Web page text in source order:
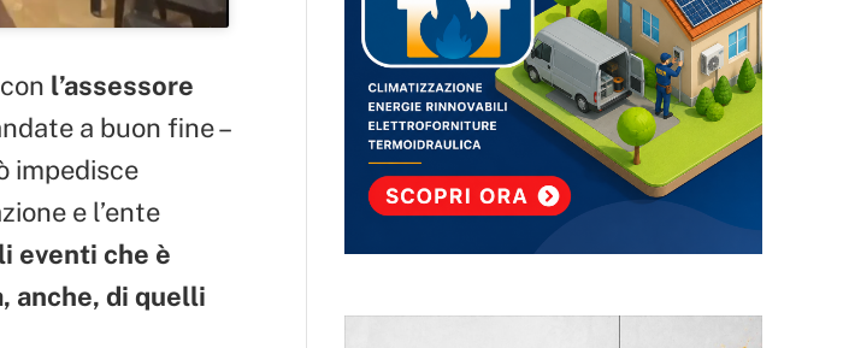
l’assessore
a buon fine –
impedisce
e l’ente
eventi che è
anche, di quelli